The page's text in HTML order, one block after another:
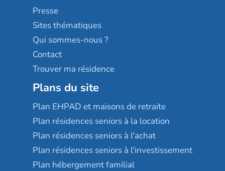
Sérénys
Résidences services Villa Médicis
Presse
Sites thématiques
Qui sommes-nous ?
Contact
Trouver ma résidence
Plans du site
Plan EHPAD et maisons de retraite
Plan résidences seniors à la location
Plan résidences seniors à l'achat
Plan résidences seniors à l'investissement
Plan hébergement familial